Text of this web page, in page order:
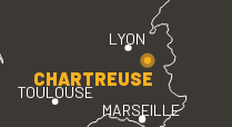
LYON
TOULOUSE
MARSEILLE
CHARTREUSE